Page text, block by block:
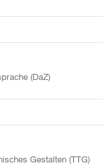
(DaZ)
Gestalten (TTG)